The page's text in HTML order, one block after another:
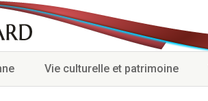
Vie culturelle et patrimoine